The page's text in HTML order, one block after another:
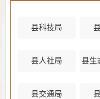
县科技局
县人社局 县生
县交通局